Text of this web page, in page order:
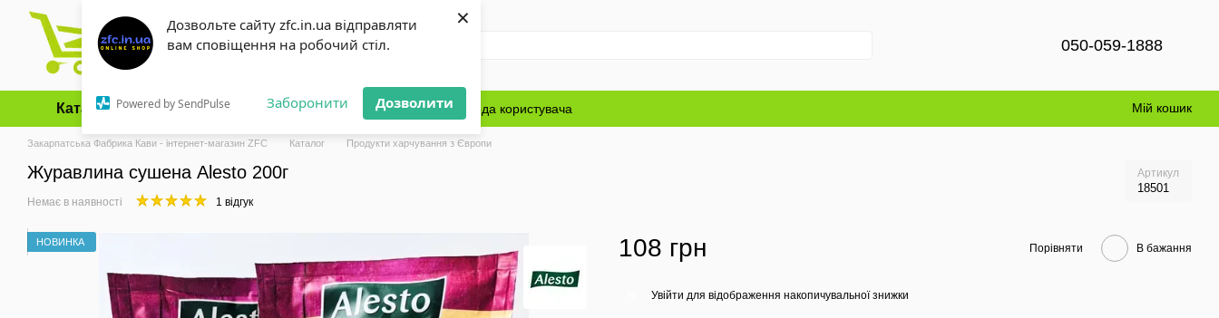
Дозвольте сайту zfc.in.ua відправляти
вам сповіщення на робочий стіл.
Powered by SendPulse Заборонити Дозволити
×
Перейти до основного контенту
050-059-1888
Каталог Оплата і доставка Обмін та повернення Блог Угода користувача Мій кошик
Закарпатська Фабрика Кави - інтернет-магазин ZFC Каталог Продукти харчування з Європи
Журавлина сушена Alesto 200г Артикул
18501
Немає в наявності 1 відгук
НОВИНКА 108 грн Порівняти В бажання
Увійти для відображення накопичувальної знижки